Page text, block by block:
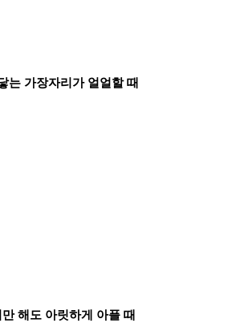
는 가장자리가 얼얼할 때
해도 아릿하게 아플 때